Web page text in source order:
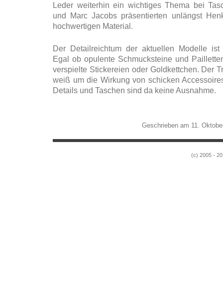
Leder weiterhin ein wichtiges Thema bei
und Marc Jacobs präsentierten unlängst
hochwertigen Material.
Der Detailreichtum der aktuellen Modelle ist
Egal ob opulente Schmucksteine und
verspielte Stickereien oder Goldkettchen. Der
weiß um die Wirkung von schicken
Details und Taschen sind da keine Ausnahme.
Geschrieben am 11.
(c) 2005 -